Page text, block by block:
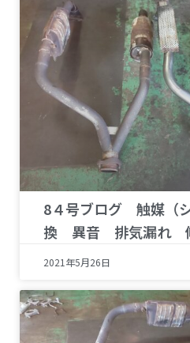
8４号ブログ 触媒（
換 異音 排気漏れ
2021年5月26日